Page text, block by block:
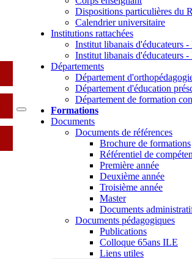
Dispositions particulières du
Calendrier universitaire
Institutions rattachées
Institut libanais d'éducateurs
Institut libanais d'éducateurs
Départements
Département
Département d'éducation
Département de formation
Formations
Documents
Documents de références
Brochure de formations
Référentiel de
Première année
Deuxième année
Troisième année
Master
Documents
Documents pédagogiques
Publications
Colloque 65ans ILE
Liens utiles